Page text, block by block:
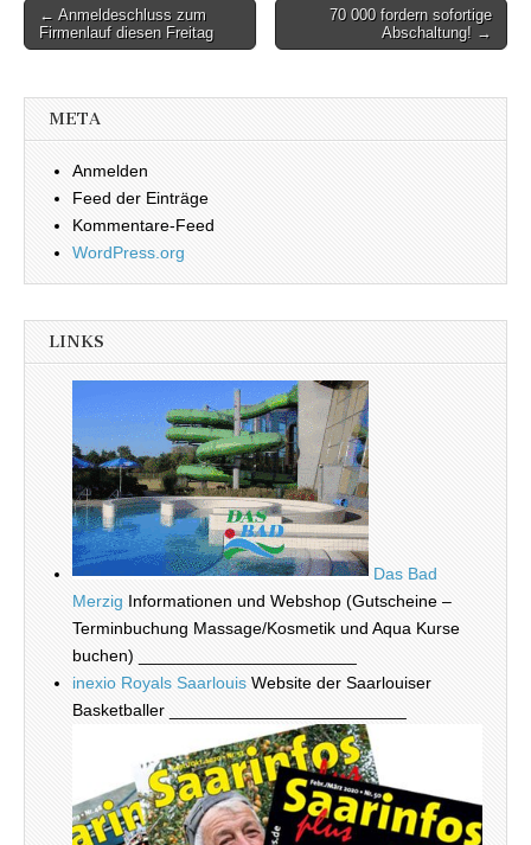
Beitragsnavigation
← Anmeldeschluss zum
Firmenlauf diesen Freitag
70 000 fordern sofortige
Abschaltung! →
META
Anmelden
Feed der Einträge
Kommentare-Feed
WordPress.org
LINKS
Das Bad
Merzig Informationen und Webshop (Gutscheine –
Terminbuchung Massage/Kosmetik und Aqua Kurse
buchen) _______________________
inexio Royals Saarlouis Website der Saarlouiser
Basketballer _________________________